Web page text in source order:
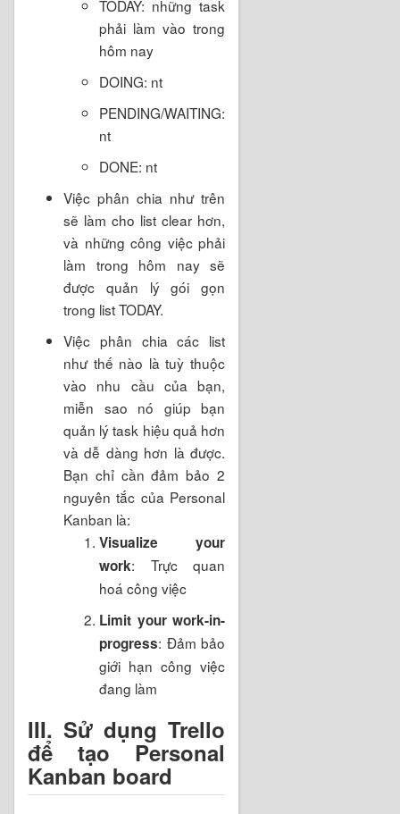
TODAY: những task
phải làm vào trong
hôm nay
DOING: nt
PENDING/WAITING:
nt
DONE: nt
Việc phân chia như trên
sẽ làm cho list clear hơn,
và những công việc phải
làm trong hôm nay sẽ
được quản lý gói gọn
trong list TODAY.
Việc phân chia các list
như thế nào là tuỳ thuộc
vào nhu cầu của bạn,
miễn sao nó giúp bạn
quản lý task hiệu quả hơn
và dễ dàng hơn là được.
Bạn chỉ cần đảm bảo 2
nguyên tắc của Personal
Kanban là:
Visualize your
work: Trực quan
hoá công việc
Limit your work-in-
progress: Đảm bảo
giới hạn công việc
đang làm
III. Sử dụng Trello
để tạo Personal
Kanban board